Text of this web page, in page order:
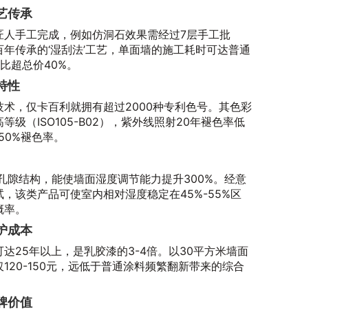
传承
手工完成，例如仿洞石效果需经过7层手工批
传承的‘湿刮法’工艺，单面墙的施工耗时可达普通
超总价40%。
性
术，仅卡百利就拥有超过2000种专利色号。其色彩
级（ISO105-B02），紫外线照射20年褪色率低
褪色率。
隙结构，能使墙面湿度调节能力提升300%。经意
，该类产品可使室内相对湿度稳定在45%-55%区
。
成本
达25年以上，是乳胶漆的3-4倍。以30平方米墙面
150元，远低于普通涂料频繁翻新带来的综合
价值